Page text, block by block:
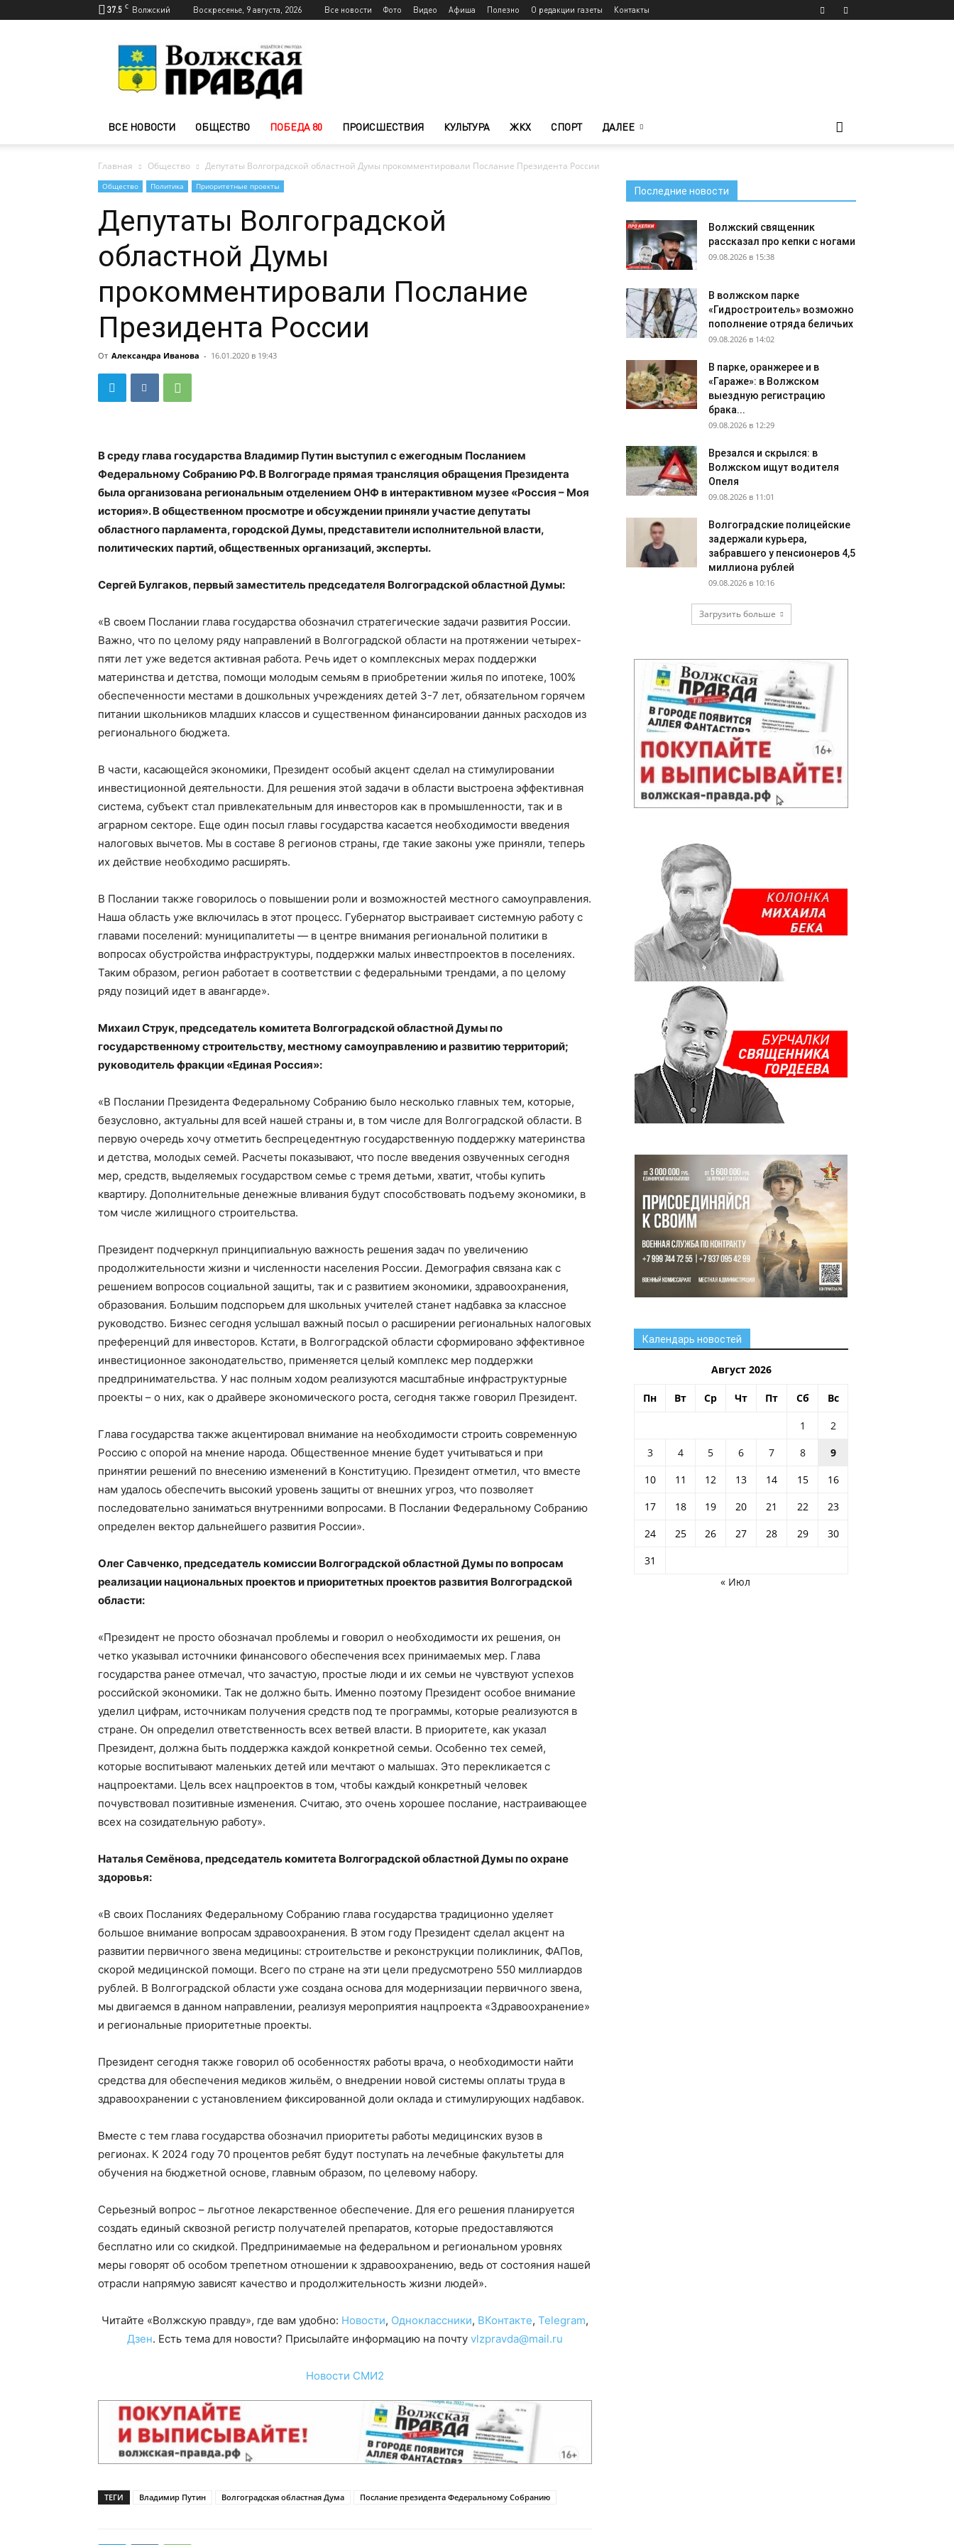
37.5 C Волжский Воскресенье, 9 августа, 2026 Все новости Фото Видео Афиша Полезно О редакции газеты Контакты
Волжского
—
Волжская
ВСЕ НОВОСТИ ОБЩЕСТВО ПОБЕДА 80 ПРОИСШЕСТВИЯ КУЛЬТУРА ЖКХ СПОРТ ДАЛЕЕ
Главная Общество Депутаты Волгоградской областной Думы прокомментировали Послание Президента России
Общество Политика Приоритетные проекты
Депутаты Волгоградской
областной Думы
прокомментировали Послание
Президента России
От Александра Иванова - 16.01.2020 в 19:43
В среду глава государства Владимир Путин выступил с ежегодным Посланием
Федеральному Собранию РФ. В Волгограде прямая трансляция обращения Президента
была организована региональным отделением ОНФ в интерактивном музее «Россия – Моя
история». В общественном просмотре и обсуждении приняли участие депутаты
областного парламента, городской Думы, представители исполнительной власти,
политических партий, общественных организаций, эксперты.
Сергей Булгаков, первый заместитель председателя Волгоградской областной Думы:
«В своем Послании глава государства обозначил стратегические задачи развития России.
Важно, что по целому ряду направлений в Волгоградской области на протяжении четырех-
пяти лет уже ведется активная работа. Речь идет о комплексных мерах поддержки
материнства и детства, помощи молодым семьям в приобретении жилья по ипотеке, 100%
обеспеченности местами в дошкольных учреждениях детей 3-7 лет, обязательном горячем
питании школьников младших классов и существенном финансировании данных расходов из
регионального бюджета.
В части, касающейся экономики, Президент особый акцент сделал на стимулировании
инвестиционной деятельности. Для решения этой задачи в области выстроена эффективная
система, субъект стал привлекательным для инвесторов как в промышленности, так и в
аграрном секторе. Еще один посыл главы государства касается необходимости введения
налоговых вычетов. Мы в составе 8 регионов страны, где такие законы уже приняли, теперь
их действие необходимо расширять.
В Послании также говорилось о повышении роли и возможностей местного самоуправления.
Наша область уже включилась в этот процесс. Губернатор выстраивает системную работу с
главами поселений: муниципалитеты — в центре внимания региональной политики в
вопросах обустройства инфраструктуры, поддержки малых инвестпроектов в поселениях.
Таким образом, регион работает в соответствии с федеральными трендами, а по целому
ряду позиций идет в авангарде».
Михаил Струк, председатель комитета Волгоградской областной Думы по
государственному строительству, местному самоуправлению и развитию территорий;
руководитель фракции «Единая Россия»:
«В Послании Президента Федеральному Собранию было несколько главных тем, которые,
безусловно, актуальны для всей нашей страны и, в том числе для Волгоградской области. В
первую очередь хочу отметить беспрецедентную государственную поддержку материнства
и детства, молодых семей. Расчеты показывают, что после введения озвученных сегодня
мер, средств, выделяемых государством семье с тремя детьми, хватит, чтобы купить
квартиру. Дополнительные денежные вливания будут способствовать подъему экономики, в
том числе жилищного строительства.
Президент подчеркнул принципиальную важность решения задач по увеличению
продолжительности жизни и численности населения России. Демография связана как с
решением вопросов социальной защиты, так и с развитием экономики, здравоохранения,
образования. Большим подспорьем для школьных учителей станет надбавка за классное
руководство. Бизнес сегодня услышал важный посыл о расширении региональных налоговых
преференций для инвесторов. Кстати, в Волгоградской области сформировано эффективное
инвестиционное законодательство, применяется целый комплекс мер поддержки
предпринимательства. У нас полным ходом реализуются масштабные инфраструктурные
проекты – о них, как о драйвере экономического роста, сегодня также говорил Президент.
Глава государства также акцентировал внимание на необходимости строить современную
Россию с опорой на мнение народа. Общественное мнение будет учитываться и при
принятии решений по внесению изменений в Конституцию. Президент отметил, что вместе
нам удалось обеспечить высокий уровень защиты от внешних угроз, что позволяет
последовательно заниматься внутренними вопросами. В Послании Федеральному Собранию
определен вектор дальнейшего развития России».
Олег Савченко, председатель комиссии Волгоградской областной Думы по вопросам
реализации национальных проектов и приоритетных проектов развития Волгоградской
области:
«Президент не просто обозначал проблемы и говорил о необходимости их решения, он
четко указывал источники финансового обеспечения всех принимаемых мер. Глава
государства ранее отмечал, что зачастую, простые люди и их семьи не чувствуют успехов
российской экономики. Так не должно быть. Именно поэтому Президент особое внимание
уделил цифрам, источникам получения средств под те программы, которые реализуются в
стране. Он определил ответственность всех ветвей власти. В приоритете, как указал
Президент, должна быть поддержка каждой конкретной семьи. Особенно тех семей,
которые воспитывают маленьких детей или мечтают о малышах. Это перекликается с
нацпроектами. Цель всех нацпроектов в том, чтобы каждый конкретный человек
почувствовал позитивные изменения. Считаю, это очень хорошее послание, настраивающее
всех на созидательную работу».
Наталья Семёнова, председатель комитета Волгоградской областной Думы по охране
здоровья:
«В своих Посланиях Федеральному Собранию глава государства традиционно уделяет
большое внимание вопросам здравоохранения. В этом году Президент сделал акцент на
развитии первичного звена медицины: строительстве и реконструкции поликлиник, ФАПов,
скорой медицинской помощи. Всего по стране на эти цели предусмотрено 550 миллиардов
рублей. В Волгоградской области уже создана основа для модернизации первичного звена,
мы двигаемся в данном направлении, реализуя мероприятия нацпроекта «Здравоохранение»
и региональные приоритетные проекты.
Президент сегодня также говорил об особенностях работы врача, о необходимости найти
средства для обеспечения медиков жильём, о внедрении новой системы оплаты труда в
здравоохранении с установлением фиксированной доли оклада и стимулирующих надбавок.
Вместе с тем глава государства обозначил приоритеты работы медицинских вузов в
регионах. К 2024 году 70 процентов ребят будут поступать на лечебные факультеты для
обучения на бюджетной основе, главным образом, по целевому набору.
Серьезный вопрос – льготное лекарственное обеспечение. Для его решения планируется
создать единый сквозной регистр получателей препаратов, которые предоставляются
бесплатно или со скидкой. Предпринимаемые на федеральном и региональном уровнях
меры говорят об особом трепетном отношении к здравоохранению, ведь от состояния нашей
отрасли напрямую зависят качество и продолжительность жизни людей».
Читайте «Волжскую правду», где вам удобно: Новости, Одноклассники, ВКонтакте, Telegram,
Дзен. Есть тема для новости? Присылайте информацию на почту vlzpravda@mail.ru
Новости СМИ2
ТЕГИ Владимир Путин Волгоградская областная Дума Послание президента Федеральному Собранию
Последние новости
Волжский священник
рассказал про кепки с ногами
09.08.2026 в 15:38
В волжском парке
«Гидростроитель» возможно
пополнение отряда беличьих
09.08.2026 в 14:02
В парке, оранжерее и в
«Гараже»: в Волжском
выездную регистрацию
брака...
09.08.2026 в 12:29
Врезался и скрылся: в
Волжском ищут водителя
Опеля
09.08.2026 в 11:01
Волгоградские полицейские
задержали курьера,
забравшего у пенсионеров 4,5
миллиона рублей
09.08.2026 в 10:16
Загрузить больше
Календарь новостей
Август 2026
Пн Вт Ср Чт Пт Сб Вс
1
2
3
4 5 6 7 8
9
10
11 12 13 14 15
16
17
18 19 20 21 22
23
24
25 26 27 28 29
30
31
« Июл